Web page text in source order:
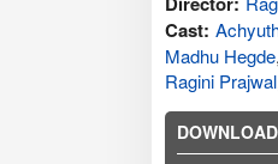
Cast:
Madhu Hegde,
Ragini Prajwal